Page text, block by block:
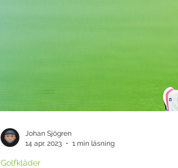
Golfkläder
Johan Sjögren
14 apr. 2023
1 min läsning